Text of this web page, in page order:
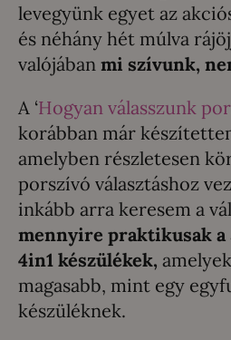
levegyünk egyet az
és néhány hét múlva
valójában mi szívunk,
A ‘Hogyan válasszunk
korábban már
amelyben részletesen
porszívó választáshoz
inkább arra keresem a
mennyire praktikusak a
4in1 készülékek,
magasabb, mint egy
készüléknek.